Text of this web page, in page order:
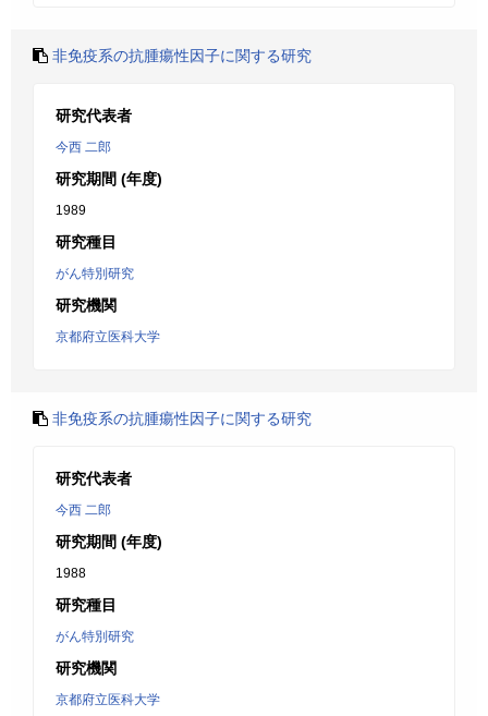
非免疫系の抗腫瘍性因子に関する研究
研究代表者
今西 二郎
研究期間 (年度)
1989
研究種目
がん特別研究
研究機関
京都府立医科大学
非免疫系の抗腫瘍性因子に関する研究
研究代表者
今西 二郎
研究期間 (年度)
1988
研究種目
がん特別研究
研究機関
京都府立医科大学